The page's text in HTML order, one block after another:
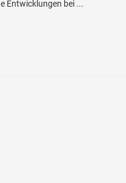
Entwicklungen bei ...